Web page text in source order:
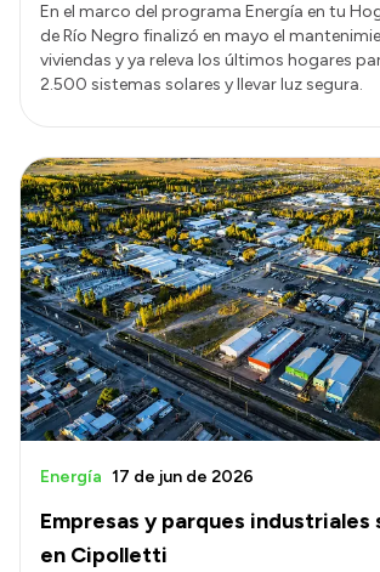
En el marco del programa Energía en tu
de Río Negro finalizó en mayo el
viviendas y ya releva los últimos hogares
2.500 sistemas solares y llevar luz segura.
Empresas y parques industriales
en Cipolletti
Energía 17 de jun de 2026